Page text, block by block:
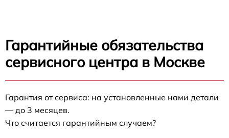
Гарантийные обязательства
сервисного центра в Москве
Гарантия от сервиса: на установленные нами детали
— до 3 месяцев.
Что считается гарантийным случаем?